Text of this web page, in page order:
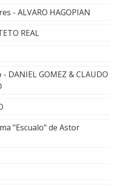
- ALVARO HAGOPIAN
REAL
DANIEL GOMEZ & CLAUDO
"Escualo" de Astor